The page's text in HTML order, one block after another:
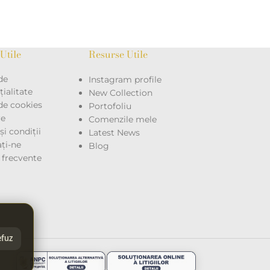
cookies
condiții
ne
Resurse Utile
Instagram profile
New Collection
Portofoliu
Comenzile mele
Latest News
Blog